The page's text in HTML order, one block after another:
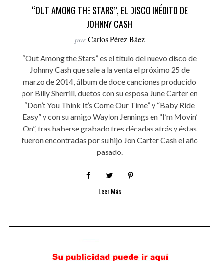
“OUT AMONG THE STARS”, EL DISCO INÉDITO DE
JOHNNY CASH
por Carlos Pérez Báez
“Out Among the Stars” es el título del nuevo disco de
Johnny Cash que sale a la venta el próximo 25 de
marzo de 2014, álbum de doce canciones producido
por Billy Sherrill, duetos con su esposa June Carter en
“Don’t You Think It’s Come Our Time” y “Baby Ride
Easy” y con su amigo Waylon Jennings en “I’m Movin’
On”, tras haberse grabado tres décadas atrás y éstas
fueron encontradas por su hijo Jon Carter Cash el año
pasado.
Leer Más